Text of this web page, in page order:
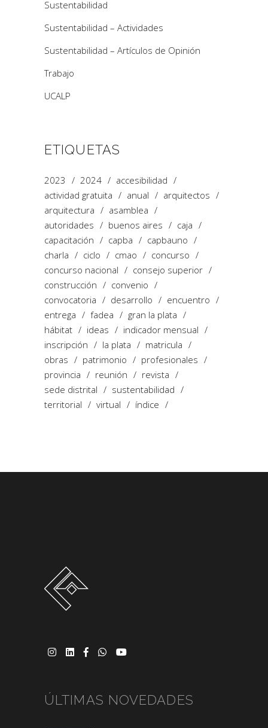
Sustentabilidad
Sustentabilidad – Actividades
Sustentabilidad – Artículos de Opinión
Trabajo
UCALP
ETIQUETAS
2023 2024
accesibilidad
actividad gratuita
anual
arquitectos
arquitectura
asamblea
autoridades
buenos aires
caja
capacitación
capba
capbauno
charla
ciclo cmao
concurso
concurso nacional
consejo superior
construcción
convenio
convocatoria
desarrollo
encuentro
entrega
fadea
gran la plata
hábitat
ideas
indicador mensual
inscripción
la plata
matricula
obras
patrimonio
profesionales
provincia
reunión
revista
sede distrital
sustentabilidad
territorial
virtual índice
ÚLTIMAS NOVEDADES